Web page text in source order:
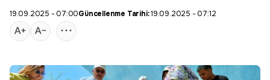
19.09.2025 - 07:00Güncellenme Tarihi:19.09.2025 - 07:12